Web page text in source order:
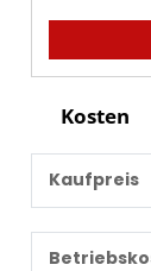
Kosten
Kaufpreis